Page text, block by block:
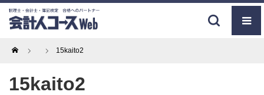
Home 15kaito2
15kaito2